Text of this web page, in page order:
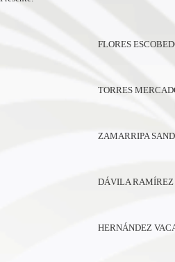
FLORES ESCOBEDO
TORRES MERCADO
ZAMARRIPA SANDOVAL
DÁVILA RAMÍREZ
HERNÁNDEZ VACA